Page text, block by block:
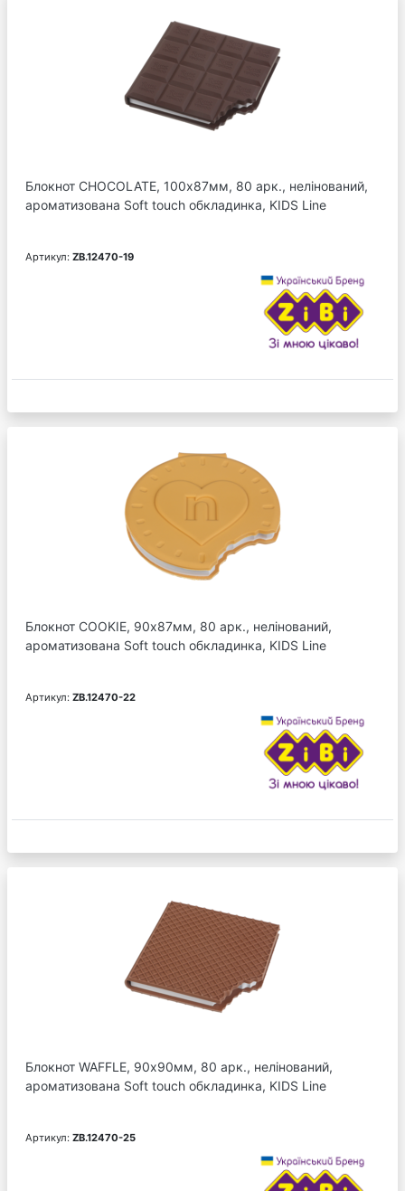
Блокнот CHOCOLATE, 100х87мм, 80 арк., нелінований,
ароматизована Soft touch обкладинка, KIDS Line
Артикул: ZB.12470-19
Блокнот COOKIE, 90х87мм, 80 арк., нелінований,
ароматизована Soft touch обкладинка, KIDS Line
Артикул: ZB.12470-22
Блокнот WAFFLE, 90х90мм, 80 арк., нелінований,
ароматизована Soft touch обкладинка, KIDS Line
Артикул: ZB.12470-25